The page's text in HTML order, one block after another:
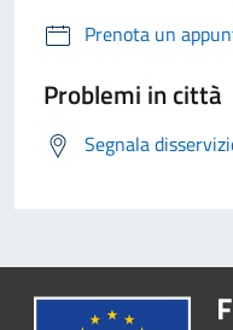
Prenota un
Problemi in città
Segnala